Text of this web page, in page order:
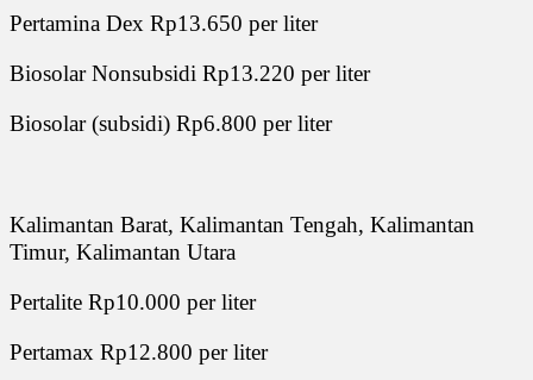
Pertamina Dex Rp13.650 per liter
Biosolar Nonsubsidi Rp13.220 per liter
Biosolar (subsidi) Rp6.800 per liter
Kalimantan Barat, Kalimantan Tengah, Kalimantan
Timur, Kalimantan Utara
Pertalite Rp10.000 per liter
Pertamax Rp12.800 per liter